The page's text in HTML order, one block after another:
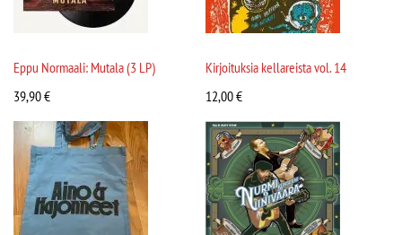
Eppu Normaali: Mutala (3 LP)
39,90€
Kirjoituksia kellareista vol. 14
12,00€